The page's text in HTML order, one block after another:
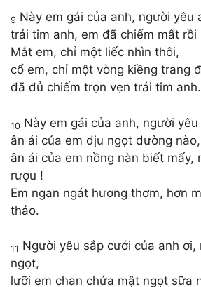
9 Này em gái của anh, người yêu
trái tim anh, em đã chiếm mất rồi
Mắt em, chỉ một liếc nhìn thôi,
cổ em, chỉ một vòng kiềng trang
đã đủ chiếm trọn vẹn trái tim anh.
10 Này em gái của anh, người
ân ái của em dịu ngọt dường nào,
ân ái của em nồng nàn biết mấy,
rượu !
Em ngan ngát hương thơm, hơn
thảo.
11 Người yêu sắp cưới của anh
ngọt,
lưỡi em chan chứa mật ngọt sữa